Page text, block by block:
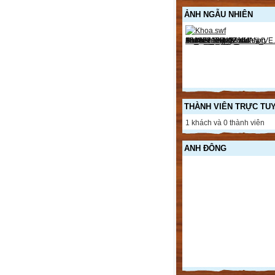
ẢNH NGẪU NHIÊN
THÀNH VIÊN TRỰC
1 khách và 0 thành viên
ANH ĐÔNG